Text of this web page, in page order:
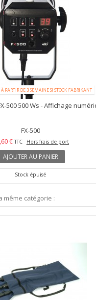
PARTIR DE 3 SEMAINE SI STOCK FABRIKANT
500 500 Ws - Affichage
FX-500
€ TTC Hors frais de port
AJOUTER AU PANIER
Stock épuisé
même catégorie :